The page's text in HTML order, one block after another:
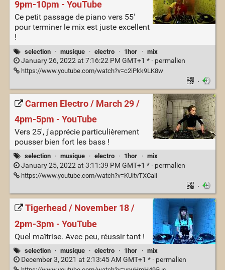
9pm-10pm - YouTube
Ce petit passage de piano vers 55'
pour terminer le mix est juste excellent
!
selection · musique · electro · 1hor · mix
January 26, 2022 at 7:16:22 PM GMT+1 * · permalien
https://www.youtube.com/watch?v=c2iPkk9LK8w
·
Carmen Electro / March 29 /
4pm-5pm - YouTube
Vers 25', j'apprécie particulièrement
pousser bien fort les bass !
selection · musique · electro · 1hor · mix
January 25, 2022 at 3:11:39 PM GMT+1 * · permalien
https://www.youtube.com/watch?v=KUitvTXCaiI
·
Tigerhead / November 18 /
2pm-3pm - YouTube
Quel maîtrise. Avec peu, réussir tant !
selection · musique · electro · 1hor · mix
December 3, 2021 at 2:13:45 AM GMT+1 * · permalien